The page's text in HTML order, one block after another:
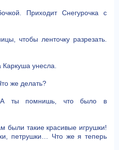
Приходит Снегурочка с
чтобы ленточку разрезать.
унесла.
же делать?
А ты помнишь, что было в
такие красивые игрушки!
петрушки… Что же я теперь